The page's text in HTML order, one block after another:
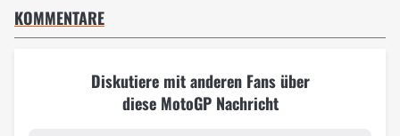
KOMMENTARE
Diskutiere mit anderen Fans über
diese MotoGP Nachricht